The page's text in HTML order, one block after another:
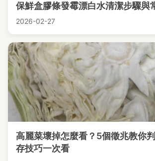
保鮮盒膠條發霉漂白水清潔步驟與
2026-02-27
高麗菜壞掉怎麼看？5個徵兆教你
存技巧一次看